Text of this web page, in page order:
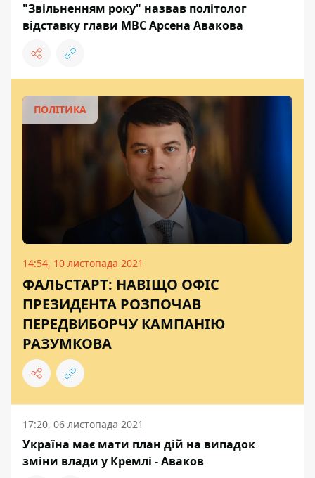
"Звільненням року" назвав політолог
відставку глави МВС Арсена Авакова
ПОЛІТИКА
14:54, 10 листопада 2021
ФАЛЬСТАРТ: НАВІЩО ОФІС
ПРЕЗИДЕНТА РОЗПОЧАВ
ПЕРЕДВИБОРЧУ КАМПАНІЮ
РАЗУМКОВА
17:20, 06 листопада 2021
Україна має мати план дій на випадок
зміни влади у Кремлі - Аваков